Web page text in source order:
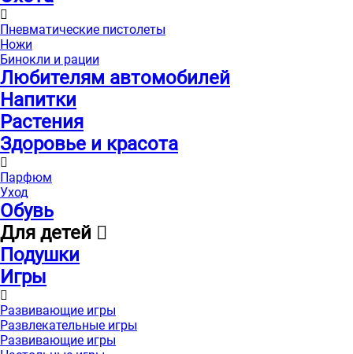
Пневматические пистолеты
Ножи
Бинокли и рации
Любителям автомобилей
Напитки
Растения
Здоровье и красота
Парфюм
Уход
Обувь
Для детей
Подушки
Игры
Развивающие игры
Развлекательные игры
Развивающие игры